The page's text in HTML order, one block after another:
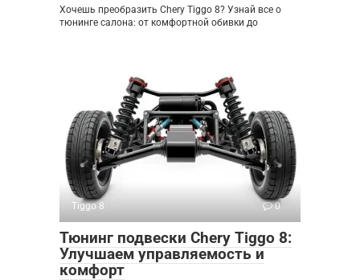
Хочешь преобразить Chery Tiggo 8? Узнай все о
тюнинге салона: от комфортной обивки до
Tiggo 8 0
Тюнинг подвески Chery Tiggo 8:
Улучшаем управляемость и
комфорт